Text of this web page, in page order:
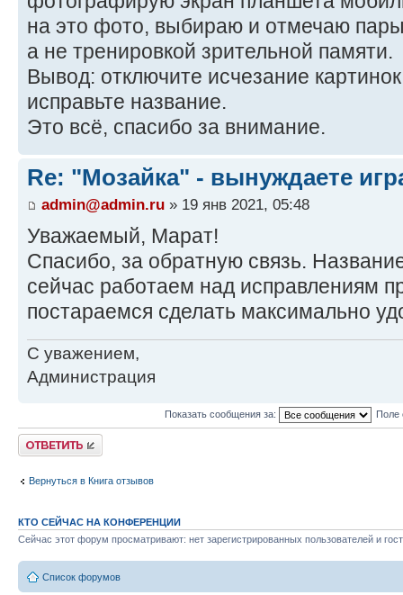
на это фото, выбираю и отмечаю
а не тренировкой зрительной памяти.
Вывод: отключите исчезание
исправьте название.
Это всё, спасибо за внимание.
Re: "Мозайка" - вынуждаете
admin@admin.ru » 19 янв 2021, 05:48
Уважаемый, Марат!
Спасибо, за обратную связь.
сейчас работаем над исправлениям
постараемся сделать максимально
С уважением,
Администрация
Показать сообщения за: Поле
Ответить
Вернуться в Книга отзывов
КТО СЕЙЧАС НА КОНФЕРЕНЦИИ
Сейчас этот форум просматривают: нет зарегистрированных пользователей и
Список форумов